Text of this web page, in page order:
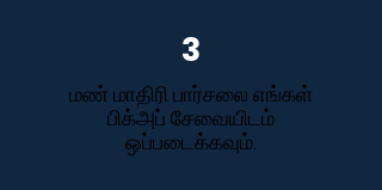
3
மண் மாதிரி பார்சலை எங்கள்
பிக்அப் சேவையிடம்
ஒப்படைக்கவும்.